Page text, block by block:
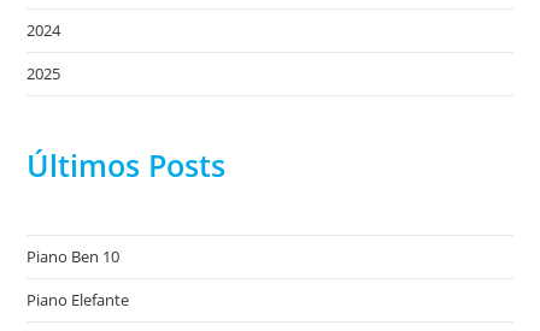
2024
2025
Últimos Posts
Piano Ben 10
Piano Elefante